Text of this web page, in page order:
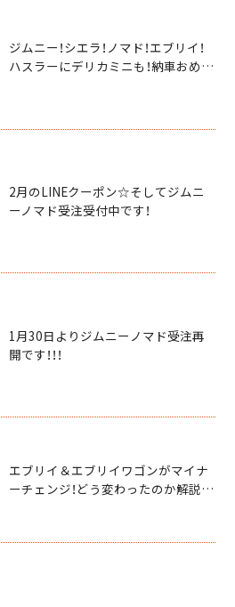
ジムニー！シエラ！ノマド！エブリイ！
ハスラーにデリカミニも！納車おめで
2月のLINEクーポン☆そしてジムニ
ーノマド受注受付中です！
1月30日よりジムニーノマド受注再
開です！！！
エブリイ＆エブリイワゴンがマイナ
ーチェンジ！どう変わったのか解説い